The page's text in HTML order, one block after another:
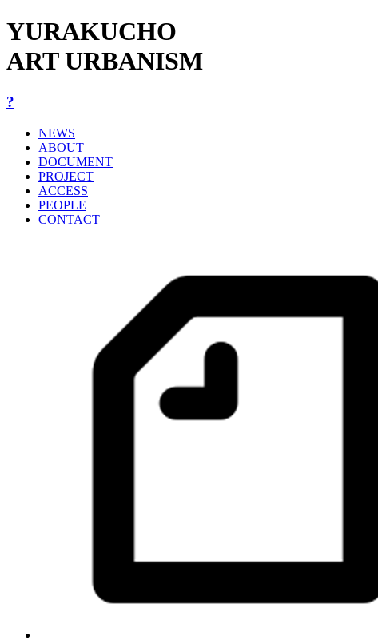
YURAKUCHO
ART URBANISM
?
NEWS
ABOUT
DOCUMENT
PROJECT
ACCESS
PEOPLE
CONTACT